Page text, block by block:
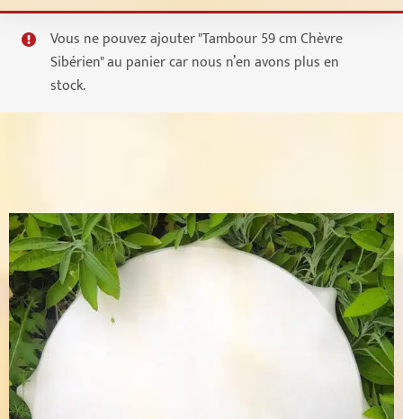
Tambours
Hochets
Accessoires
Infos Pratiques
Mon compte
Vous ne pouvez ajouter "Tambour 59 cm Chèvre
Sibérien" au panier car nous n’en avons plus en
stock.